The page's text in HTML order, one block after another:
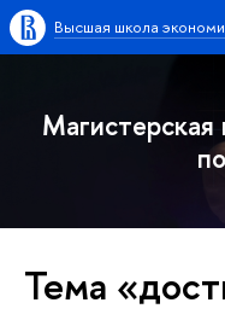
Высшая школа
Тема